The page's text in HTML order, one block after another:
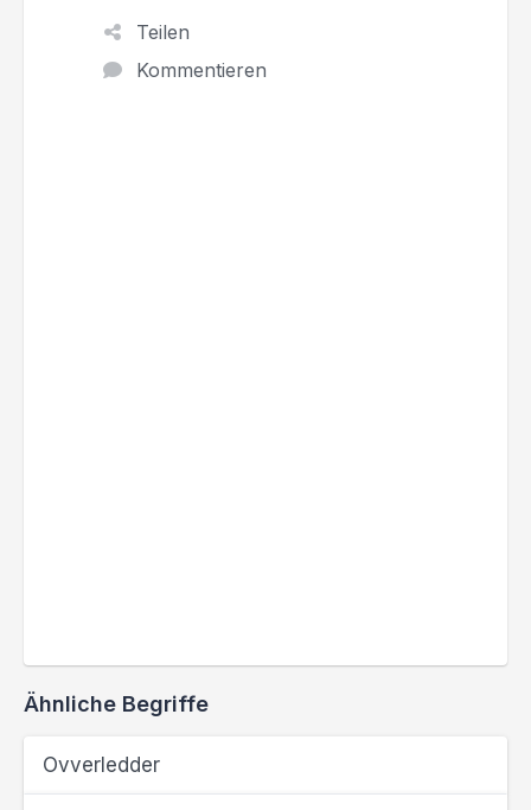
Teilen
Kommentieren
Ähnliche Begriffe
Ovverledder